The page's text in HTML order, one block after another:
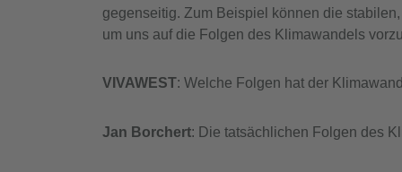
gegenseitig. Zum Beispiel können die
um uns auf die Folgen des Klimawandels
VIVAWEST: Welche Folgen hat der
Jan Borchert: Die tatsächlichen Folgen des